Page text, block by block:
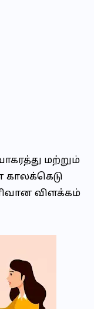
மற்றும்
காலக்கெடு
விளக்கம்